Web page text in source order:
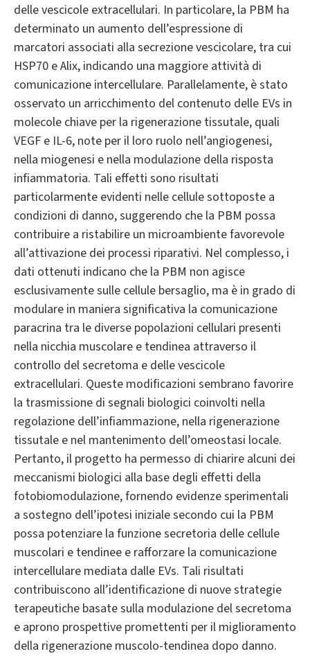
delle vescicole extracellulari. In particolare, la PBM ha
determinato un aumento dell’espressione di
marcatori associati alla secrezione vescicolare, tra cui
HSP70 e Alix, indicando una maggiore attività di
comunicazione intercellulare. Parallelamente, è stato
osservato un arricchimento del contenuto delle EVs in
molecole chiave per la rigenerazione tissutale, quali
VEGF e IL-6, note per il loro ruolo nell’angiogenesi,
nella miogenesi e nella modulazione della risposta
infiammatoria. Tali effetti sono risultati
particolarmente evidenti nelle cellule sottoposte a
condizioni di danno, suggerendo che la PBM possa
contribuire a ristabilire un microambiente favorevole
all’attivazione dei processi riparativi. Nel complesso, i
dati ottenuti indicano che la PBM non agisce
esclusivamente sulle cellule bersaglio, ma è in grado di
modulare in maniera significativa la comunicazione
paracrina tra le diverse popolazioni cellulari presenti
nella nicchia muscolare e tendinea attraverso il
controllo del secretoma e delle vescicole
extracellulari. Queste modificazioni sembrano favorire
la trasmissione di segnali biologici coinvolti nella
regolazione dell’infiammazione, nella rigenerazione
tissutale e nel mantenimento dell’omeostasi locale.
Pertanto, il progetto ha permesso di chiarire alcuni dei
meccanismi biologici alla base degli effetti della
fotobiomodulazione, fornendo evidenze sperimentali
a sostegno dell’ipotesi iniziale secondo cui la PBM
possa potenziare la funzione secretoria delle cellule
muscolari e tendinee e rafforzare la comunicazione
intercellulare mediata dalle EVs. Tali risultati
contribuiscono all’identificazione di nuove strategie
terapeutiche basate sulla modulazione del secretoma
e aprono prospettive promettenti per il miglioramento
della rigenerazione muscolo-tendinea dopo danno.